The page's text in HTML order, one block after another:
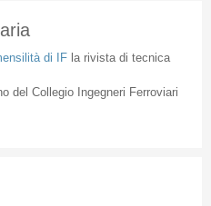
di IFla rivista di tecnica
del Collegio Ingegneri Ferroviari